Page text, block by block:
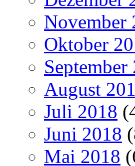
November
Oktober
September
August
Juli 2018
Juni 2018
Mai 2018